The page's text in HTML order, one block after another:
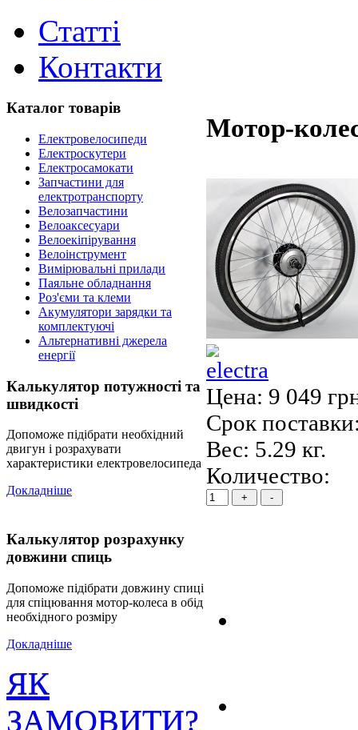
Статті
Контакти
Мотор-
Цена: 9 049
Срок
Вес: 5.29 кг.
Количество:
Каталог товарів
Електровелосипеди
Електроскутери
Електросамокати
Запчастини для
електротранспорту
Велозапчастини
Велоаксесуари
Велоекіпірування
Велоінструмент
Вимірювальні прилади
Паяльне обладнання
Роз'єми та клеми
Акумулятори зарядки та
комплектуючі
Альтернативні джерела
енергії
Калькулятор потужності та
швидкості
Допоможе підібрати необхідний
двигун і розрахувати
характеристики електровелосипеда
Докладніше
Калькулятор розрахунку
довжини спиць
Допоможе підібрати довжину спиці
для спіцювання мотор-колеса в обід
необхідного розміру
Докладніше
ЯК
ЗАМОВИТИ?